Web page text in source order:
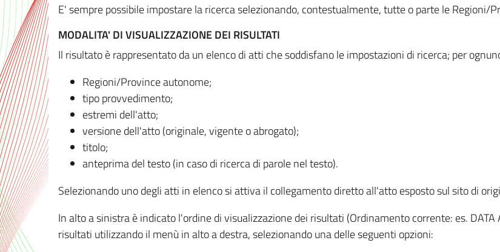
E' sempre possibile impostare la ricerca selezionando, contestualmente, tutte o parte le Regioni/
MODALITA' DI VISUALIZZAZIONE DEI RISULTATI
Il risultato è rappresentato da un elenco di atti che soddisfano le impostazioni di ricerca; per
Regioni/Province autonome;
tipo provvedimento;
estremi dell'atto;
versione dell'atto (originale, vigente o abrogato);
titolo;
anteprima del testo (in caso di ricerca di parole nel testo).
Selezionando uno degli atti in elenco si attiva il collegamento diretto all'atto esposto sul sito di
In alto a sinistra è indicato l'ordine di visualizzazione dei risultati (Ordinamento corrente: es.
risultati utilizzando il menù in alto a destra, selezionando una delle seguenti opzioni: